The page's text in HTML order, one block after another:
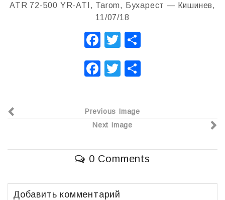
ATR 72-500 YR-ATI, Tarom, Бухарест — Кишинев,
11/07/18
F
a
c
o
k
T
wi
tt
в
т
ь
F
e
b
o
o
k
T
er р
в
и
т
Previous Image
Next Image
0 Comments
Добавить комментарий